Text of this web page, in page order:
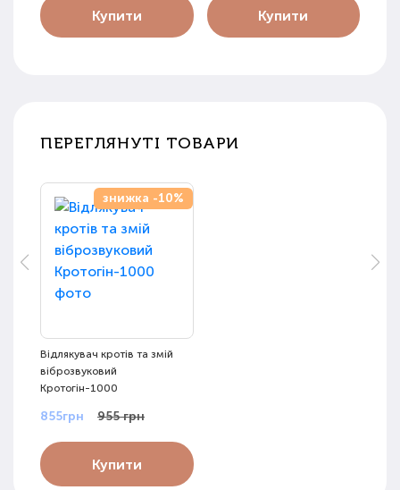
Купити Купити
ПЕРЕГЛЯНУТІ ТОВАРИ
знижка -10%
Відлякувач кротів та змій
віброзвуковий
Кротогін-1000
855грн 955 грн
Купити